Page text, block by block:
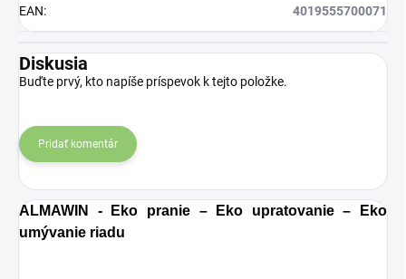
EAN: 4019555700071
Diskusia
Buďte prvý, kto napíše príspevok k tejto položke.
Pridať komentár
ALMAWIN - Eko pranie – Eko upratovanie – Eko
umývanie riadu